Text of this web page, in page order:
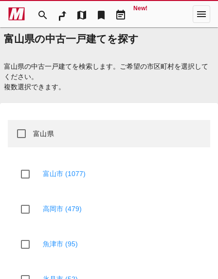
search map bookmark event_note
New! menu
富山県の中古一戸建てを探す
富山県の中古一戸建てを検索します。ご希望の市区町村を選択して
ください。
複数選択できます。
富山県
富山市 (1077)
高岡市 (479)
魚津市 (95)